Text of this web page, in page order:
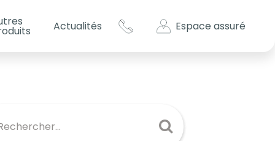
?
Actualités Espace assuré